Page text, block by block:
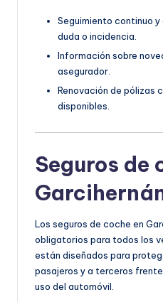
Seguimiento continuo
duda o incidencia.
Información sobre
asegurador.
Renovación de pólizas
disponibles.
Seguros de
Los seguros de coche en
obligatorios para todos los
están diseñados para
pasajeros y a terceros
uso del automóvil.